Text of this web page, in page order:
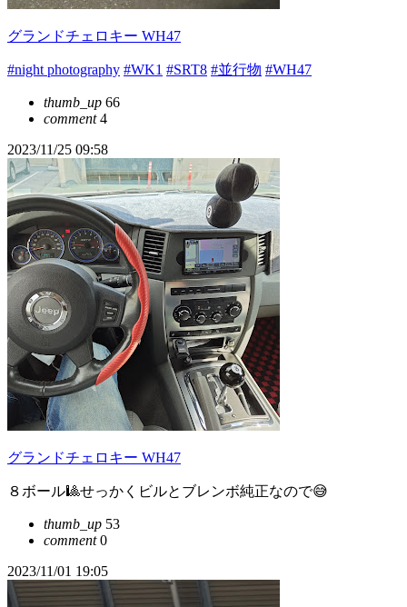
グランドチェロキー WH47
#night photography #WK1 #SRT8 #並行物 #WH47
thumb_up 66
comment4
2023/11/25 09:58
グランドチェロキー WH47
８ボール🎱せっかくビルとブレンボ純正なので😅
thumb_up 53
comment0
2023/11/01 19:05